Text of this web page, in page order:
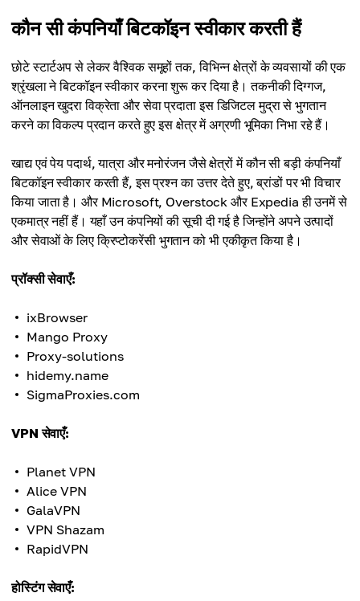
कौन सी कंपनियाँ बिटकॉइन स्वीकार करती हैं
छोटे स्टार्टअप से लेकर वैश्विक समूहों तक, विभिन्न क्षेत्रों के व्यवसायों की एक
श्रृंखला ने बिटकॉइन स्वीकार करना शुरू कर दिया है। तकनीकी दिग्गज,
ऑनलाइन खुदरा विक्रेता और सेवा प्रदाता इस डिजिटल मुद्रा से भुगतान
करने का विकल्प प्रदान करते हुए इस क्षेत्र में अग्रणी भूमिका निभा रहे हैं।
खाद्य एवं पेय पदार्थ, यात्रा और मनोरंजन जैसे क्षेत्रों में कौन सी बड़ी कंपनियाँ
बिटकॉइन स्वीकार करती हैं, इस प्रश्न का उत्तर देते हुए, ब्रांडों पर भी विचार
किया जाता है। और Microsoft, Overstock और Expedia ही उनमें से
एकमात्र नहीं हैं। यहाँ उन कंपनियों की सूची दी गई है जिन्होंने अपने उत्पादों
और सेवाओं के लिए क्रिप्टोकरेंसी भुगतान को भी एकीकृत किया है।
प्रॉक्सी सेवाएँ:
ixBrowser
Mango Proxy
Proxy-solutions
hidemy.name
SigmaProxies.com
VPN सेवाएँ:
Planet VPN
Alice VPN
GalaVPN
VPN Shazam
RapidVPN
होस्टिंग सेवाएँ: